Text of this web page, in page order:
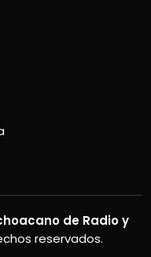
de Radio y
reservados.